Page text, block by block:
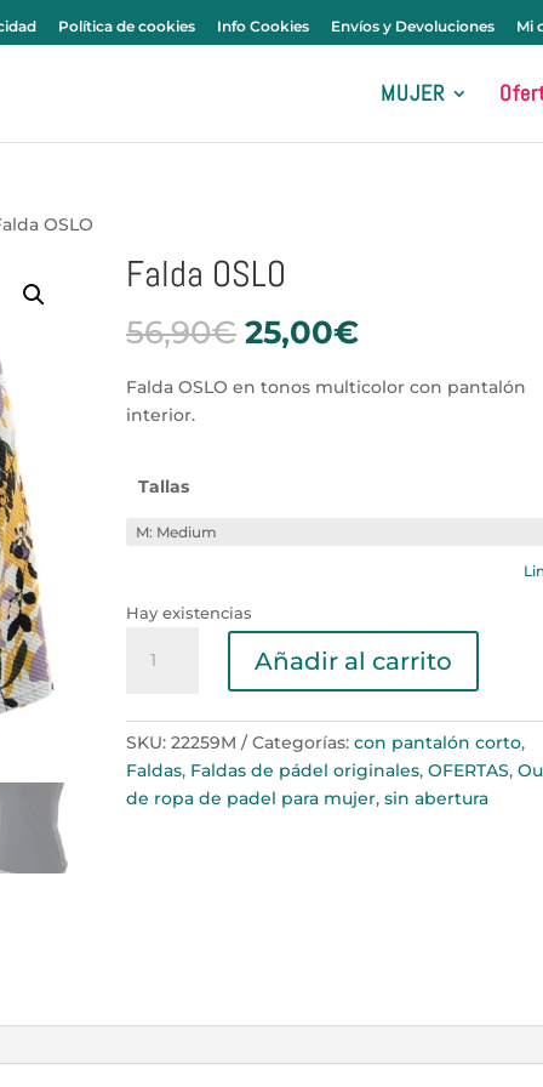
Política de cookies Info Cookies Envíos y Devoluciones Mi
MUJER
OSLO
Falda OSLO
56,90€ El
precio
original
25,00€El
actual
Falda OSLO en tonos multicolor con pantalón
interior.
Tallas
Hay existencias
OSLO
Añadir al carrito
SKU: 22259M Categorías: con pantalón corto,
Faldas, Faldas de pádel originales, OFERTAS,
de ropa de padel para mujer, sin abertura